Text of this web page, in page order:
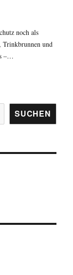
noch als
Trinkbrunnen und
–…
SUCHEN